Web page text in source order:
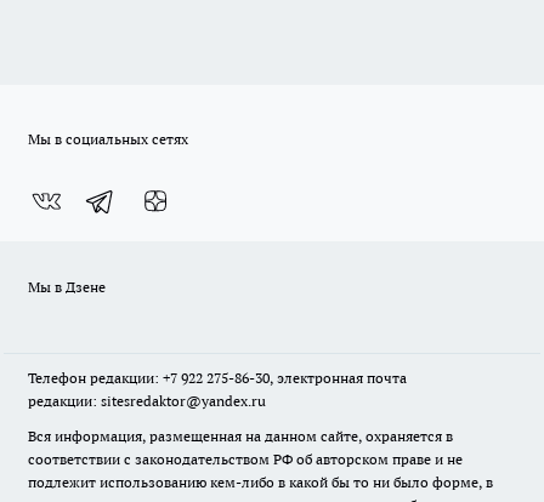
Мы в социальных сетях
Мы в Дзене
Телефон редакции: +7 922 275-86-30, электронная почта
редакции: sitesredaktor@yandex.ru
Вся информация, размещенная на данном сайте, охраняется в
соответствии с законодательством РФ об авторском праве и не
подлежит использованию кем-либо в какой бы то ни было форме, в